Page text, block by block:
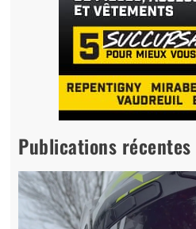
Publications récentes